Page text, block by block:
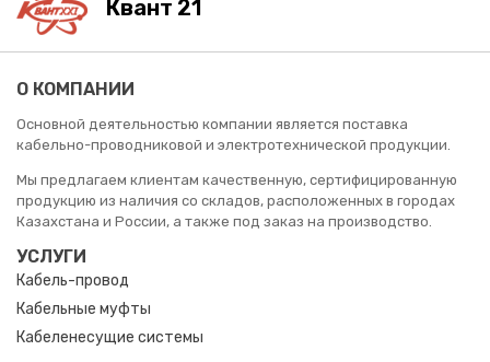
Квант 21
О КОМПАНИИ
Основной деятельностью компании является поставка
кабельно-проводниковой и электротехнической продукции.
Мы предлагаем клиентам качественную, сертифицированную
продукцию из наличия со складов, расположенных в городах
Казахстана и России, а также под заказ на производство.
УСЛУГИ
Кабель-провод
Кабельные муфты
Кабеленесущие системы